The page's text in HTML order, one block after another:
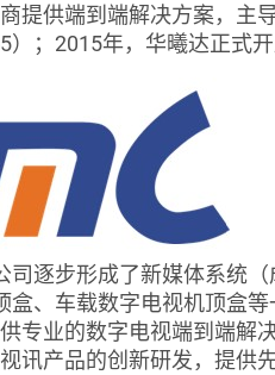
提供端到端解决方案，
；2015年，华曦达正式
逐步形成了新媒体系统（
盒、车载数字电视机顶盒
专业的数字电视端到端解
讯产品的创新研发，提